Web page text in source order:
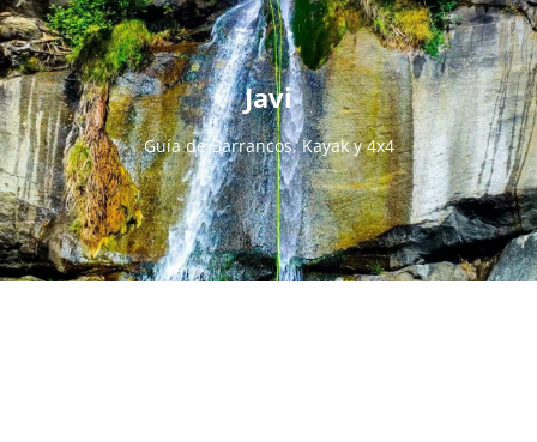
Javi
Guía de Barrancos, Kayak y 4x4